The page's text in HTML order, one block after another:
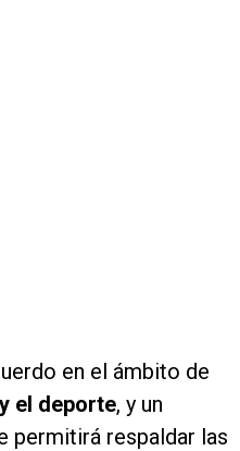
en el ámbito de
el deporte, y un
permitirá respaldar las